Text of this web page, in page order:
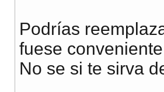
Podrías
fuese conveniente
No se si te sirva